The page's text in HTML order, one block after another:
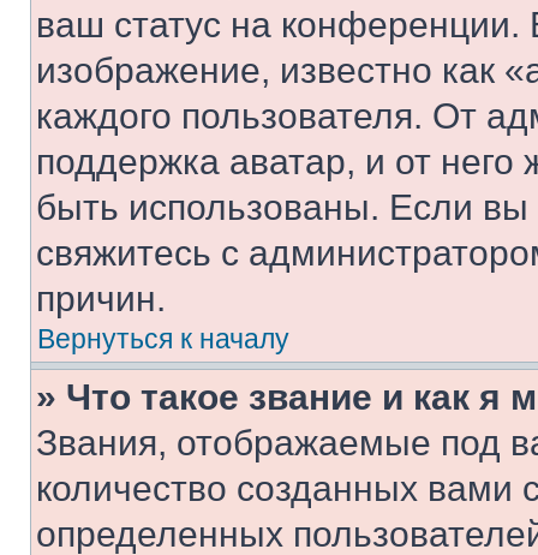
ваш статус на
изображение, известно как
каждого пользователя. От
поддержка аватар, и от него
быть использованы. Если
свяжитесь с
причин.
Вернуться к началу
» Что такое звание и как я
Звания, отображаемые под
количество созданных
определенных